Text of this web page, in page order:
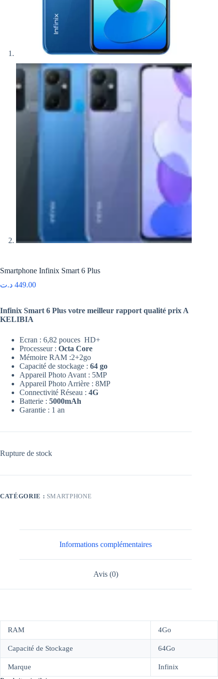
Smartphone Infinix Smart 6 Plus
449.00 د.ت
Infinix Smart 6 Plus votre meilleur rapport qualité prix A
KELIBIA
Ecran : 6,82 pouces HD+
Processeur : Octa Core
Mémoire RAM :2+2go
Capacité de stockage : 64 go
Appareil Photo Avant : 5MP
Appareil Photo Arrière : 8MP
Connectivité Réseau : 4G
Batterie : 5000mAh
Garantie : 1 an
Rupture de stock
CATÉGORIE : SMARTPHONE
Informations complémentaires
Avis (0)
RAM 4Go
Capacité de Stockage 64Go
Marque Infinix